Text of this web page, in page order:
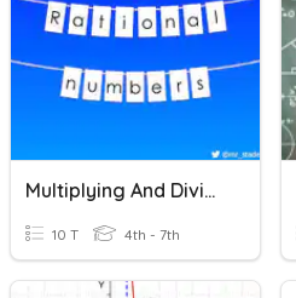
Multiplying And Dividing Rational Numbers
10 T 4th - 7th